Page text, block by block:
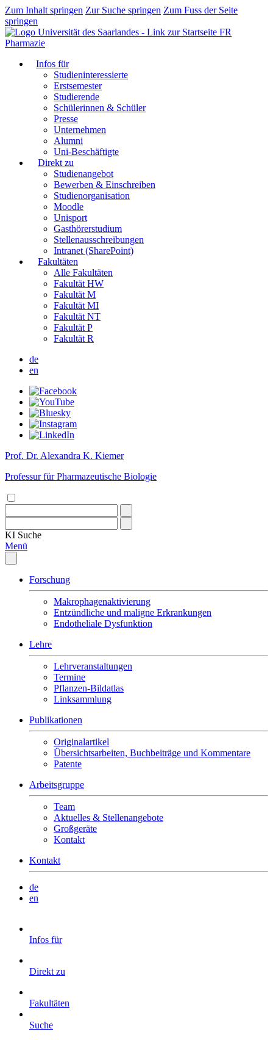
Zum Inhalt springen Zur Suche springen Zum Fuss der Seite
springen
FR
Pharmazie
Infos für
Studieninteressierte
Erstsemester
Studierende
Schülerinnen & Schüler
Presse
Unternehmen
Alumni
Uni-Beschäftigte
Direkt zu
Studienangebot
Bewerben & Einschreiben
Studienorganisation
Moodle
Unisport
Gasthörerstudium
Stellenausschreibungen
Intranet (SharePoint)
Fakultäten
Alle Fakultäten
Fakultät HW
Fakultät M
Fakultät MI
Fakultät NT
Fakultät P
Fakultät R
de
en
Prof. Dr. Alexandra K. Kiemer
Professur für Pharmazeutische Biologie
KI Suche
Menü
Forschung
Makrophagenaktivierung
Entzündliche und maligne Erkrankungen
Endotheliale Dysfunktion
Lehre
Lehrveranstaltungen
Termine
Pflanzen-Bildatlas
Linksammlung
Publikationen
Originalartikel
Übersichtsarbeiten, Buchbeiträge und Kommentare
Patente
Arbeitsgruppe
Team
Aktuelles & Stellenangebote
Großgeräte
Kontakt
Kontakt
de
en
Infos für
Direkt zu
Fakultäten
Suche